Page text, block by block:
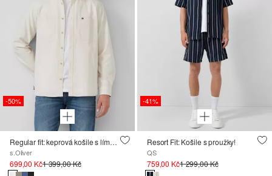
-50%
Regular fit: keprová košile s límcem Kent a náprsními kapsami
s.Oliver
699,00 Kč1 399,00 Kč
-41%
Resort Fit: Košile s proužky!
QS
759,00 Kč1 299,00 Kč